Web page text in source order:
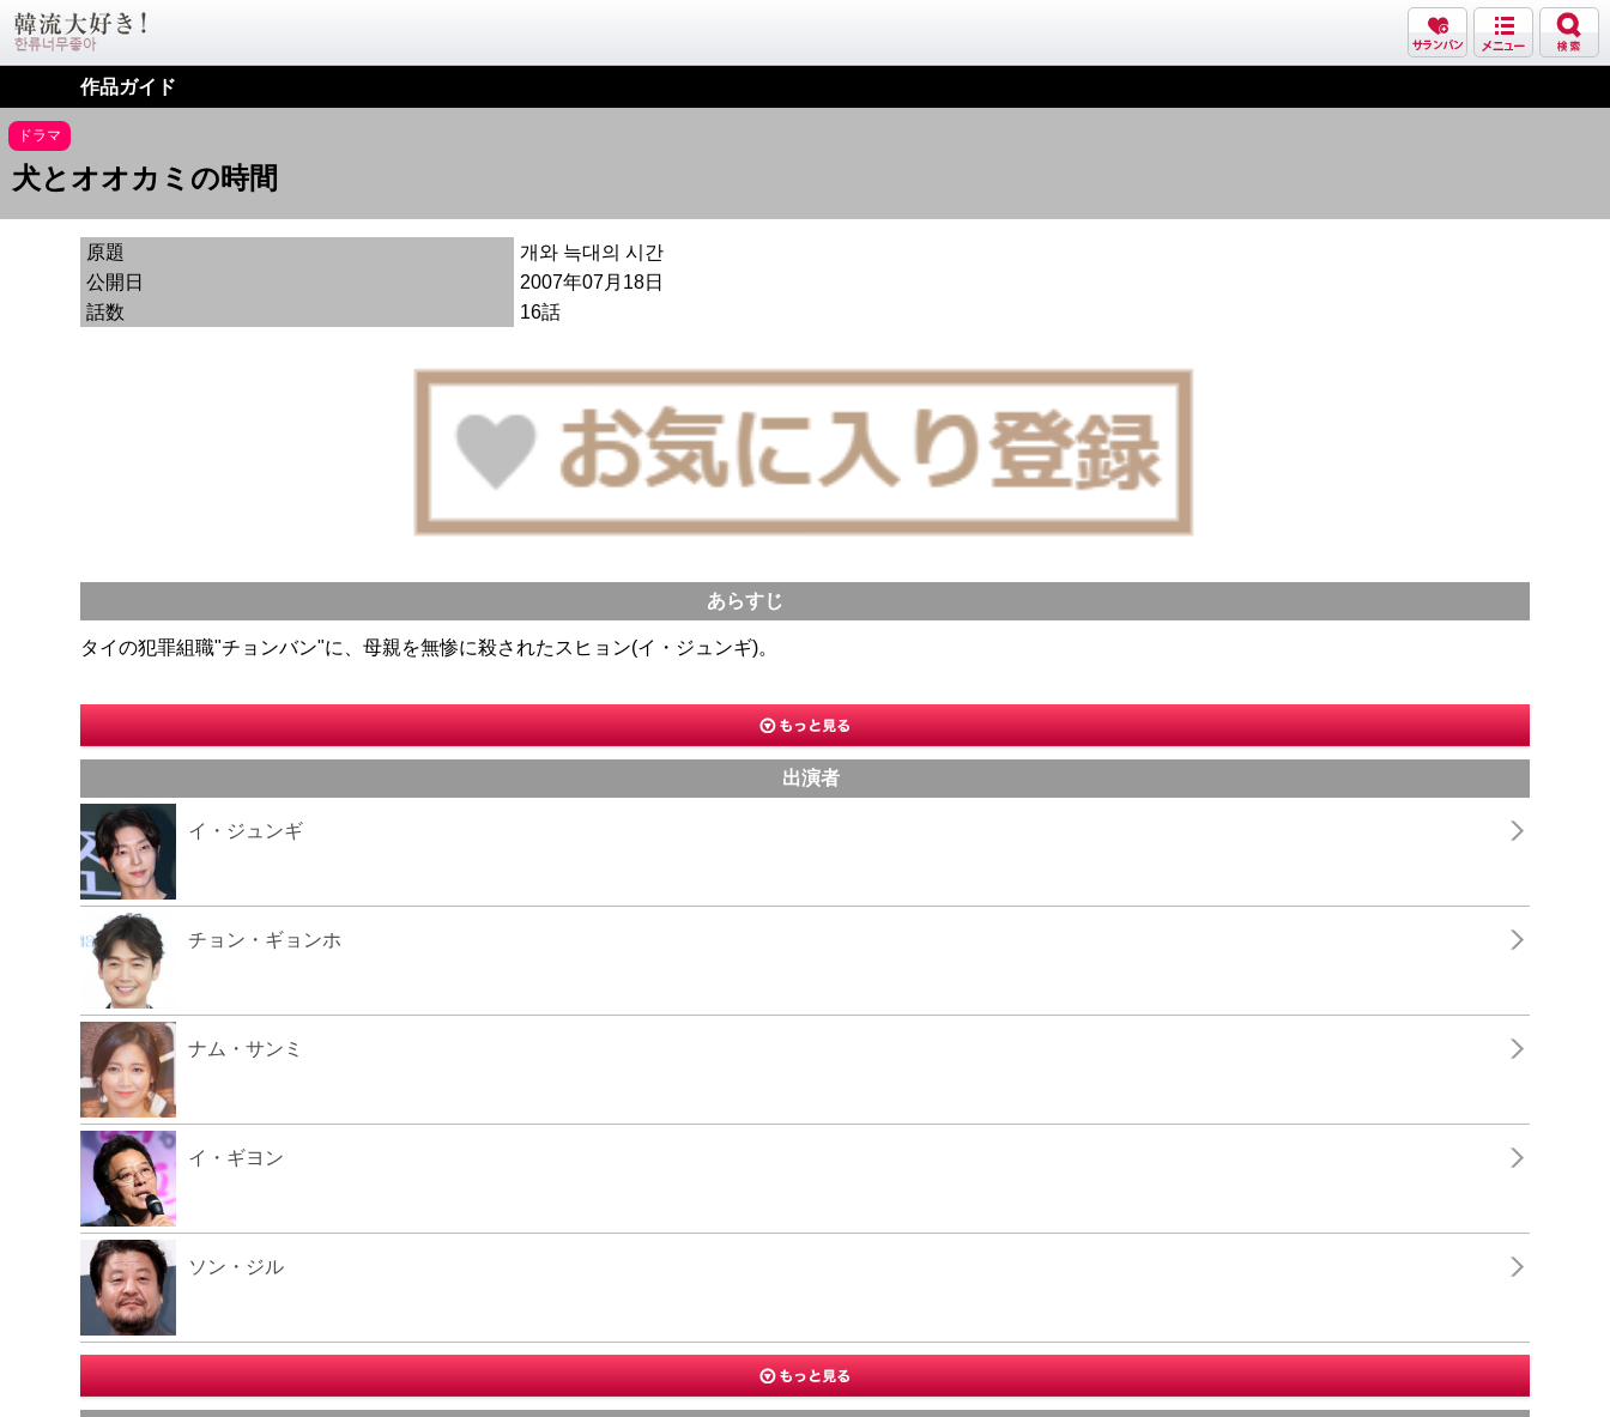
作品ガイド
ドラマ
犬とオオカミの時間
原題
개와 늑대의 시간
公開日
2007年07月18日
話数
16話
あらすじ
タイの犯罪組職"チョンバン"に、母親を無惨に殺されたスヒョン(イ・ジュンギ)。
出演者
イ・ジュンギ
チョン・ギョンホ
ナム・サンミ
イ・ギヨン
ソン・ジル